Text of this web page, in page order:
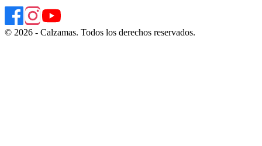
© 2026 - Calzamas. Todos los derechos reservados.